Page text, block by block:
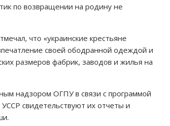
по возвращении на родину не
что «украинские крестьяне
своей ободранной одеждой и
размеров фабрик, заводов и жилья на
надзором ОГПУ в связи с программой
свидетельствуют их отчеты и